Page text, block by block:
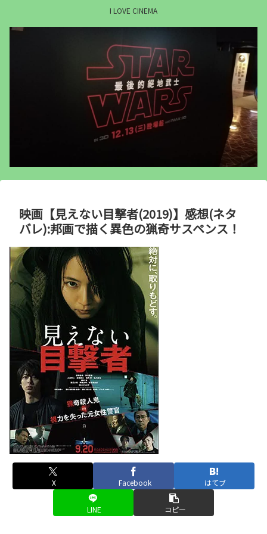
I LOVE CINEMA
映画【見えない目撃者(2019)】感想(ネタ
バレ):邦画で描く異色の猟奇サスペンス！
X Facebook はてブ
LINE コピー